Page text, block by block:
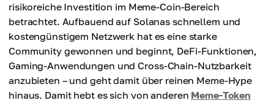
risikoreiche Investition im Meme-Coin-Bereich
betrachtet. Aufbauend auf Solanas schnellem und
kostengünstigem Netzwerk hat es eine starke
Community gewonnen und beginnt, DeFi-Funktionen,
Gaming-Anwendungen und Cross-Chain-Nutzbarkeit
anzubieten – und geht damit über reinen Meme-Hype
hinaus. Damit hebt es sich von anderen Meme-Token